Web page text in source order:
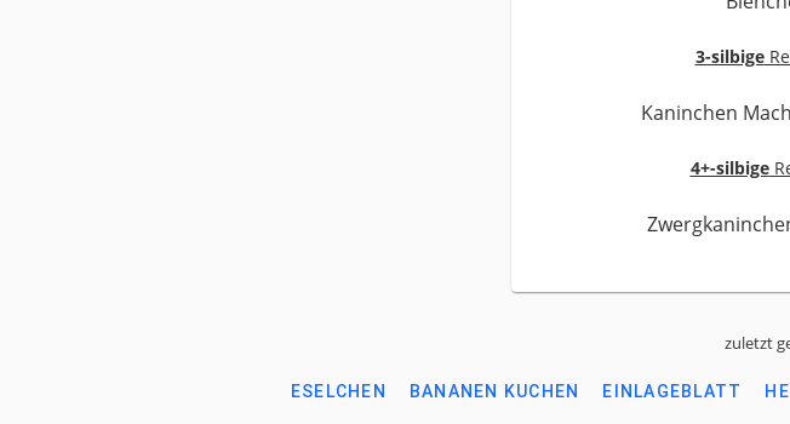
3-silbige
Kaninchen
4+-silbige
zuletzt
ESELCHEN BANANEN KUCHEN EINLAGEBLATT